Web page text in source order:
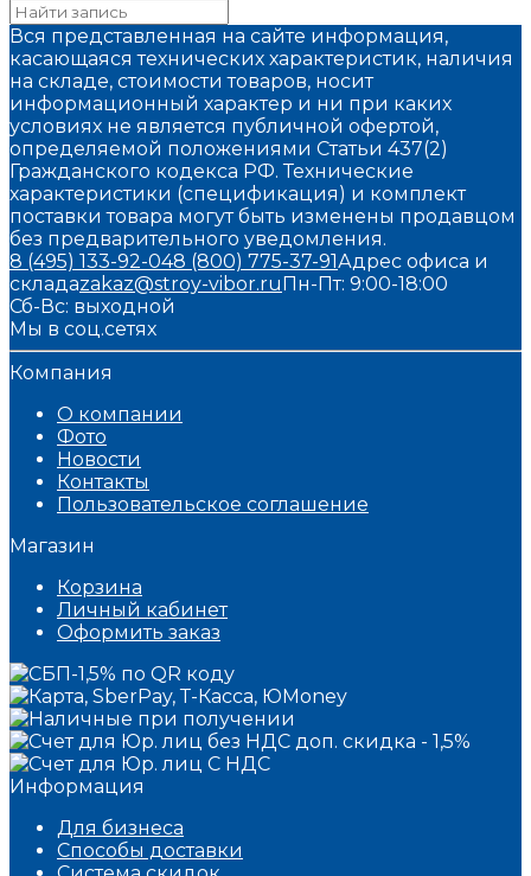
Вся представленная на сайте информация,
касающаяся технических характеристик, наличия
на складе, стоимости товаров, носит
информационный характер и ни при каких
условиях не является публичной офертой,
определяемой положениями Статьи 437(2)
Гражданского кодекса РФ. Технические
характеристики (спецификация) и комплект
поставки товара могут быть изменены продавцом
без предварительного уведомления.
8 (495) 133-92-048 (800) 775-37-91Адрес офиса и
складаzakaz@stroy-vibor.ruПн-Пт: 9:00-18:00
Сб-Вс: выходной
Мы в соц.сетях
Компания
О компании
Фото
Новости
Контакты
Пользовательское соглашение
Магазин
Корзина
Личный кабинет
Оформить заказ
Информация
Для бизнеса
Способы доставки